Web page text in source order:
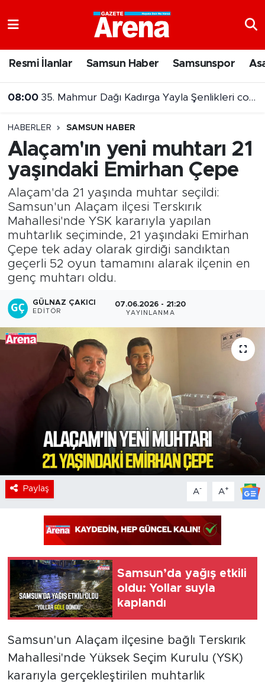
Resmi İlanlar Samsun Haber Samsunspor
08:00 35. Mahmur Dağı Kadırga Yayla Şenlikleri coşkuyla sona erdi
HABERLER SAMSUN HABER
Alaçam'ın yeni muhtarı 21
yaşındaki Emirhan Çepe
Alaçam'da 21 yaşında muhtar seçildi:
Samsun'un Alaçam ilçesi Terskırık
Mahallesi'nde YSK kararıyla yapılan
muhtarlık seçiminde, 21 yaşındaki Emirhan
Çepe tek aday olarak girdiği sandıktan
geçerli 52 oyun tamamını alarak ilçenin en
genç muhtarı oldu.
GÜLNAZ ÇAKICI
EDITÖR
07.06.2026 - 21:20
YAYINLANMA
Paylaş A- A+
Samsun’da yağış etkili
oldu: Yollar suyla
kaplandı
Samsun'un Alaçam ilçesine bağlı Terskırık
Mahallesi'nde Yüksek Seçim Kurulu (YSK)
kararıyla gerçekleştirilen muhtarlık
Samsun Namaz Vakitleri
Süper Lig Puan Durumu ve Fikstür
Tüm Manşetler
Son Dakika Haberleri
Haber Arşivi